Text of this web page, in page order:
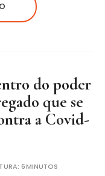
do poder
que se
a Covid-
6MINUTOS